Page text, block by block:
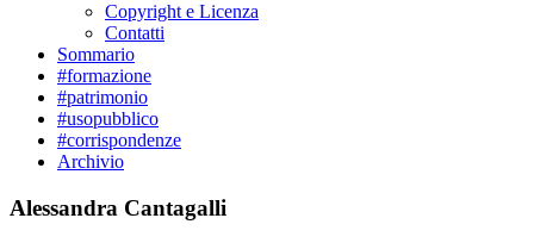
Copyright e Licenza
Contatti
Sommario
#formazione
#patrimonio
#usopubblico
#corrispondenze
Archivio
Alessandra Cantagalli